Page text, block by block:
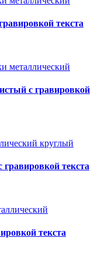
текста
с гравировкой
текста
текста